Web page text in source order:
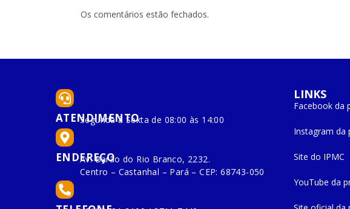
Os comentários estão fechados.
ATENDIMENTO
Segunda à Sexta de 08:00 às 14:00
ENDEREÇO
Av. Barão do Rio Branco, 2232.
Centro – Castanhal – Pará – CEP: 68743-050
LINKS
Facebook da
Instagram da
Site do IPMC
YouTube da